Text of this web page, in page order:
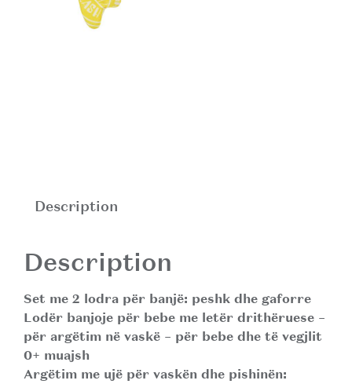
Description
Description
Set me 2 lodra për banjë: peshk dhe gaforre
Lodër banjoje për bebe me letër drithëruese –
për argëtim në vaskë – për bebe dhe të vegjlit
0+ muajsh
Argëtim me ujë për vaskën dhe pishinën: